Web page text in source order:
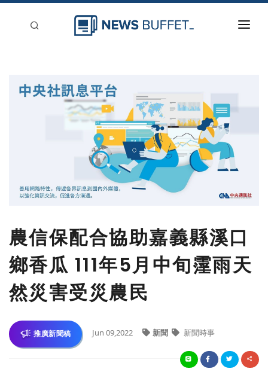
農信保配合協助嘉義縣溪口
鄉香瓜 111年5月中旬霪雨天
然災害受災農民
推廣新聞稿 Jun 09,2022 新聞 新聞時事